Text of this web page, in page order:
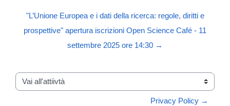
"L’Unione Europea e i dati della ricerca: regole, diritti e
prospettive" apertura iscrizioni Open Science Café - 11
settembre 2025 ore 14:30 →
Vai all'attiivtà
Privacy Policy →